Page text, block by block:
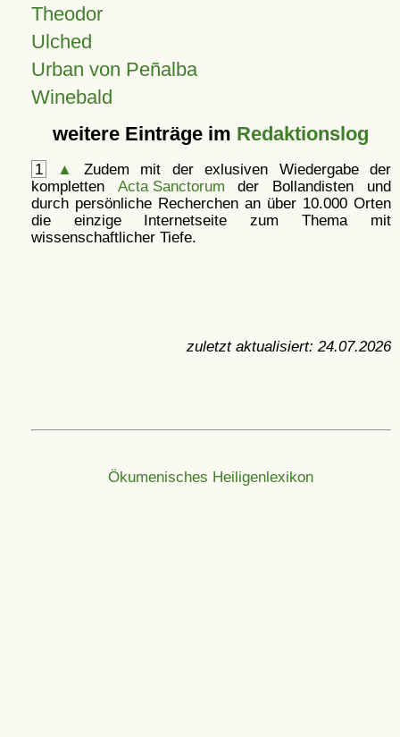
Theodor
Ulched
Urban von Peñalba
Winebald
weitere Einträge im Redaktionslog
1 ▲
Zudem mit der exlusiven Wiedergabe der
kompletten Acta Sanctorum der Bollandisten und
durch persönliche Recherchen an über 10.000 Orten
die einzige Internetseite zum Thema mit
wissenschaftlicher Tiefe.
zuletzt aktualisiert: 24.07.2026
Ökumenisches Heiligenlexikon